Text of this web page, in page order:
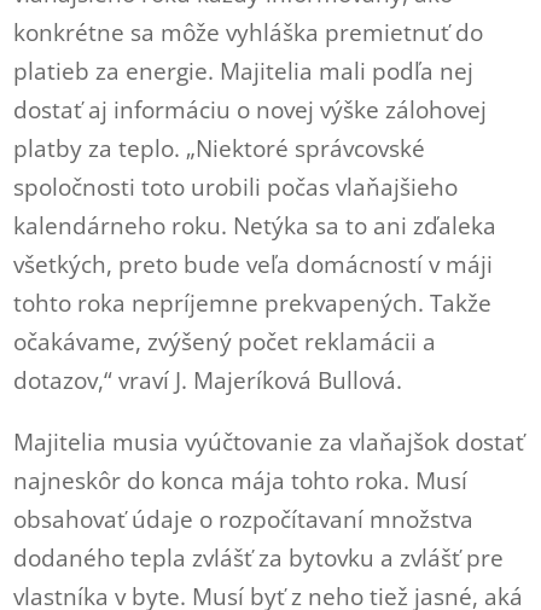
konkrétne sa môže vyhláška premietnuť do
platieb za energie. Majitelia mali podľa nej
dostať aj informáciu o novej výške zálohovej
platby za teplo. „Niektoré správcovské
spoločnosti toto urobili počas vlaňajšieho
kalendárneho roku. Netýka sa to ani zďaleka
všetkých, preto bude veľa domácností v máji
tohto roka nepríjemne prekvapených. Takže
očakávame, zvýšený počet reklamácii a
dotazov,“ vraví J. Majeríková Bullová.
Majitelia musia vyúčtovanie za vlaňajšok dostať
najneskôr do konca mája tohto roka. Musí
obsahovať údaje o rozpočítavaní množstva
dodaného tepla zvlášť za bytovku a zvlášť pre
vlastníka v byte. Musí byť z neho tiež jasné, aká